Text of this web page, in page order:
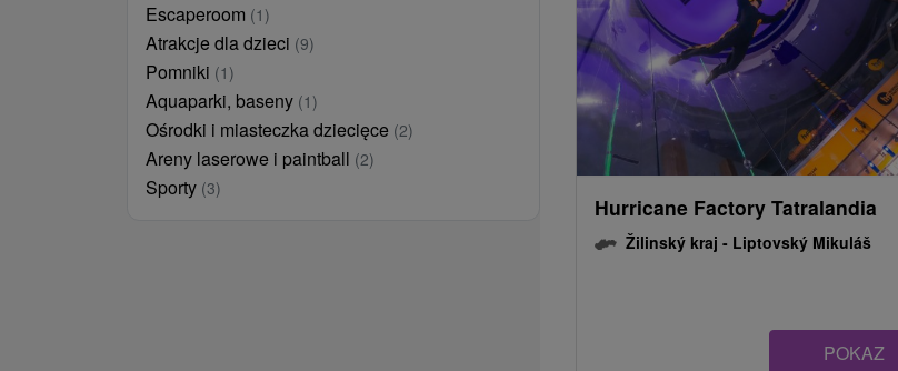
Escaperoom (1)
Atrakcje dla dzieci (9)
Pomniki (1)
Aquaparki, baseny (1)
Ośrodki i miasteczka dziecięce (2)
Areny laserowe i paintball (2)
Sporty (3)
Hurricane Factory Tatralandia
Žilinský kraj - Liptovský Mikuláš
POKAZ